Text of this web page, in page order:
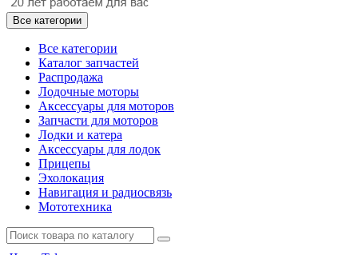
Все категории
Все категории
Каталог запчастей
Распродажа
Лодочные моторы
Аксессуары для моторов
Запчасти для моторов
Лодки и катера
Аксессуары для лодок
Прицепы
Эхолокация
Навигация и радиосвязь
Мототехника